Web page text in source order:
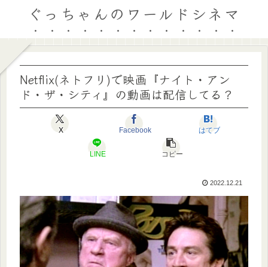
ぐっちゃんのワールドシネマ
Netflix(ネトフリ)で映画『ナイト・アン
ド・ザ・シティ』の動画は配信してる？
X Facebook はてブ
LINE コピー
2022.12.21